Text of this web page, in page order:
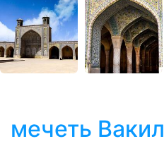
мечеть Вакил